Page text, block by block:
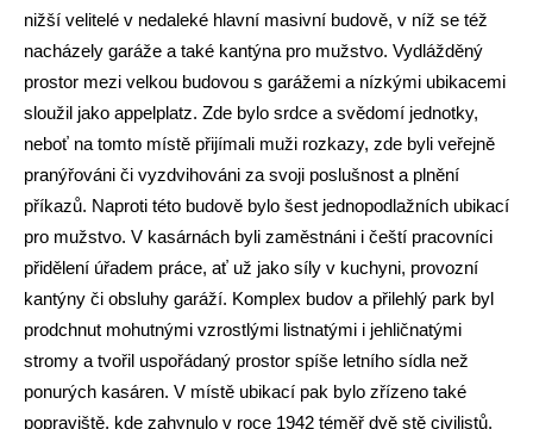
nižší velitelé v nedaleké hlavní masivní budově, v níž se též
nacházely garáže a také kantýna pro mužstvo. Vydlážděný
prostor mezi velkou budovou s garážemi a nízkými ubikacemi
sloužil jako appelplatz. Zde bylo srdce a svědomí jednotky,
neboť na tomto místě přijímali muži rozkazy, zde byli veřejně
pranýřováni či vyzdvihováni za svoji poslušnost a plnění
příkazů. Naproti této budově bylo šest jednopodlažních ubikací
pro mužstvo. V kasárnách byli zaměstnáni i čeští pracovníci
přidělení úřadem práce, ať už jako síly v kuchyni, provozní
kantýny či obsluhy garáží. Komplex budov a přilehlý park byl
prodchnut mohutnými vzrostlými listnatými i jehličnatými
stromy a tvořil uspořádaný prostor spíše letního sídla než
ponurých kasáren. V místě ubikací pak bylo zřízeno také
popraviště, kde zahynulo v roce 1942 téměř dvě stě civilistů.